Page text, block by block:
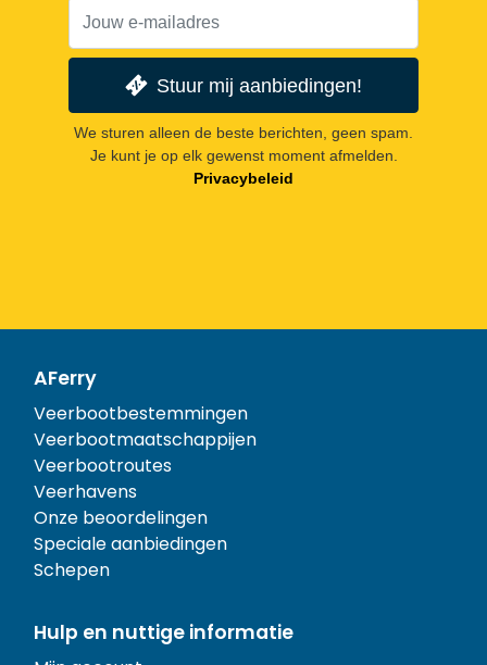
Stuur mij aanbiedingen!
We sturen alleen de beste berichten, geen spam.
Je kunt je op elk gewenst moment afmelden.
Privacybeleid
AFerry
Veerbootbestemmingen
Veerbootmaatschappijen
Veerbootroutes
Veerhavens
Onze beoordelingen
Speciale aanbiedingen
Schepen
Hulp en nuttige informatie